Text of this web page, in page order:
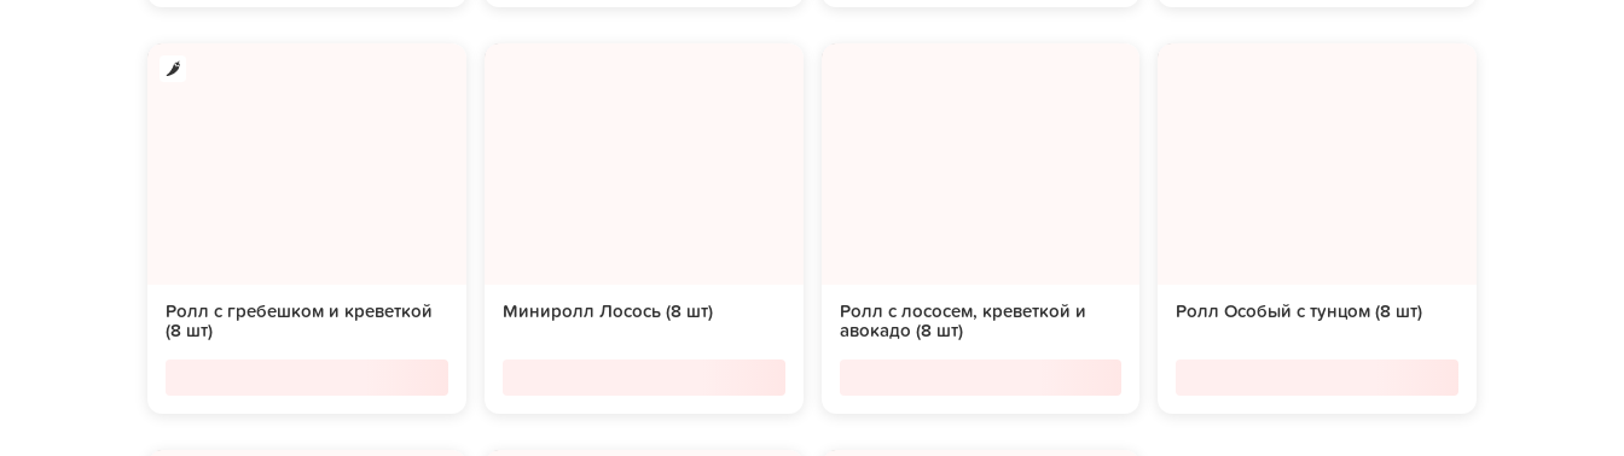
Ролл с гребешком и креветкой
(8 шт)
Миниролл Лосось (8 шт)
Ролл с лососем, креветкой и
авокадо (8 шт)
Ролл Особый с тунцом (8 шт)